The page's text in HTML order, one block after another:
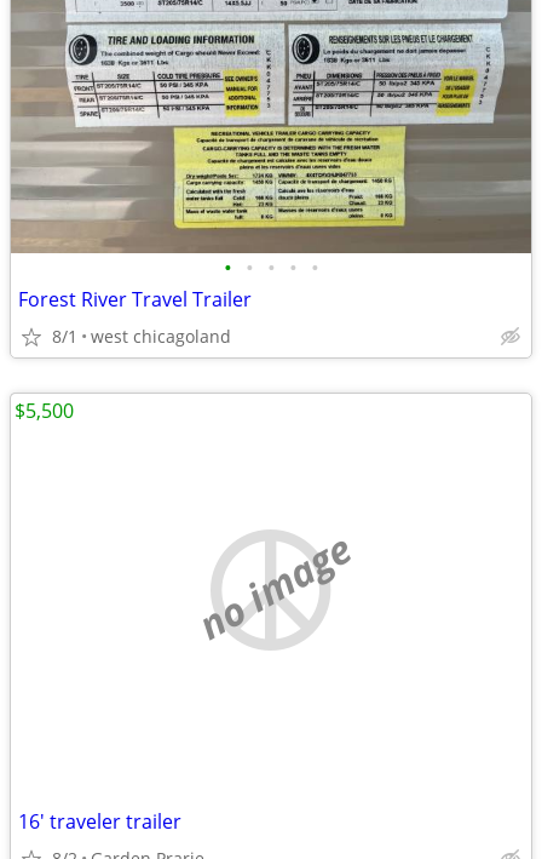
• • • • •
Forest River Travel Trailer
8/1 west chicagoland
no image
16' traveler trailer
$5,500